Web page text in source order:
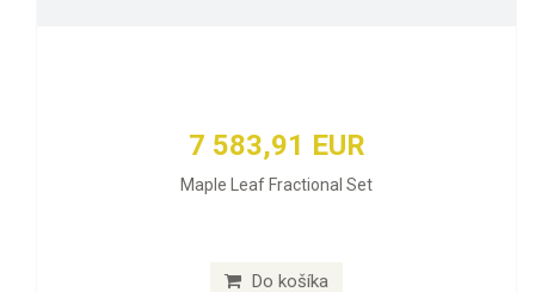
7 583,91 EUR
Maple Leaf Fractional Set
Do košíka